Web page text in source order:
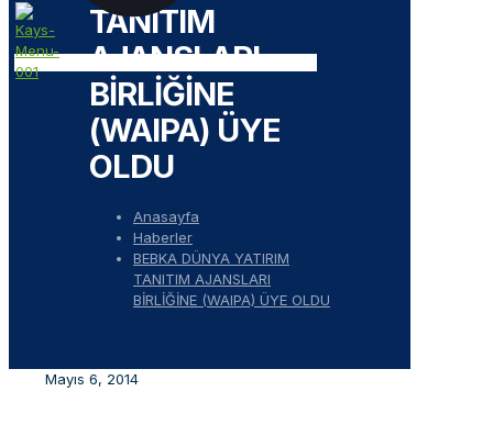
TANITIM
AJANSLARI
BİRLİĞİNE
(WAIPA) ÜYE
OLDU
Anasayfa
Haberler
BEBKA DÜNYA YATIRIM
TANITIM AJANSLARI
BİRLİĞİNE (WAIPA) ÜYE OLDU
Mayıs 6, 2014